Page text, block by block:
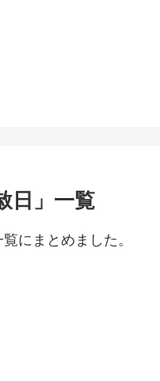
日」一覧
にまとめました。